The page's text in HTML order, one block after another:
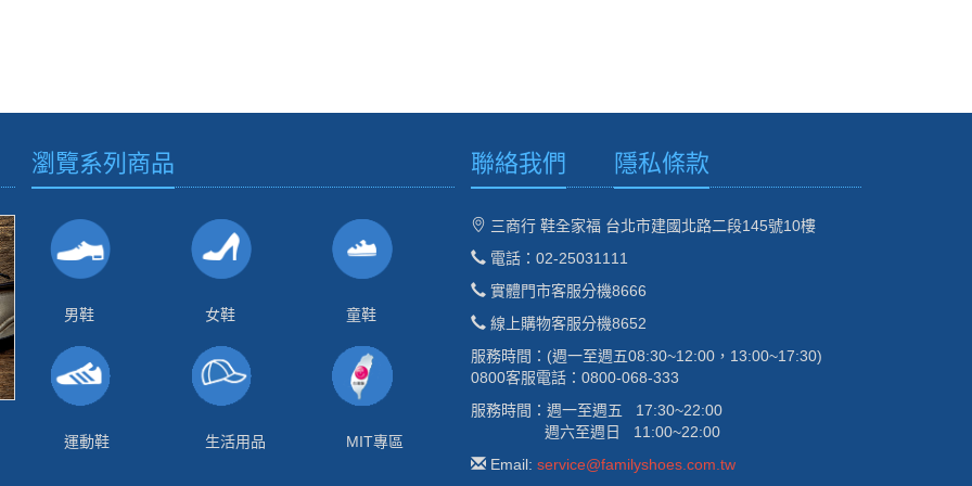
瀏覽系列商品
男鞋 女鞋 童鞋
運動鞋 生活用品 MIT專區
聯絡我們 隱私條款
三商行 鞋全家福 台北市建國北路二段145號10樓
電話：02-25031111
實體門市客服分機8666
線上購物客服分機8652
服務時間：(週一至週五08:30~12:00，13:00~17:30)
0800客服電話：0800-068-333
服務時間：週一至週五 17:30~22:00
週六至週日 11:00~22:00
Email: service@familyshoes.com.tw